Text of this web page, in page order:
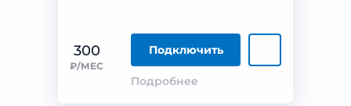
300
₽/МЕС
Подключить
Подробнее